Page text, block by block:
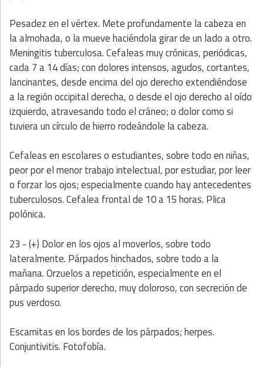
Pesadez en el vértex. Mete profundamente la cabeza en
la almohada, o la mueve haciéndola girar de un lado a otro.
Meningitis tuberculosa. Cefaleas muy crónicas, periódicas,
cada 7 a 14 días; con dolores intensos, agudos, cortantes,
lancinantes, desde encima del ojo derecho extendiéndose
a la región occipital derecha, o desde el ojo derecho al oído
izquierdo, atravesando todo el cráneo; o dolor como si
tuviera un círculo de hierro rodeándole la cabeza.
Cefaleas en escolares o estudiantes, sobre todo en niñas,
peor por el menor trabajo intelectual, por estudiar, por leer
o forzar los ojos; especialmente cuando hay antecedentes
tuberculosos. Cefalea frontal de 10 a 15 horas. Plica
polónica.
23 - (+) Dolor en los ojos al moverlos, sobre todo
lateralmente. Párpados hinchados, sobre todo a la
mañana. Orzuelos a repetición, especialmente en el
párpado superior derecho, muy doloroso, con secreción de
pus verdoso.
Escamitas en los bordes de los párpados; herpes.
Conjuntivitis. Fotofobía.